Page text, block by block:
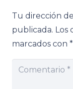
Tu dirección
publicada. Los
marcados con *